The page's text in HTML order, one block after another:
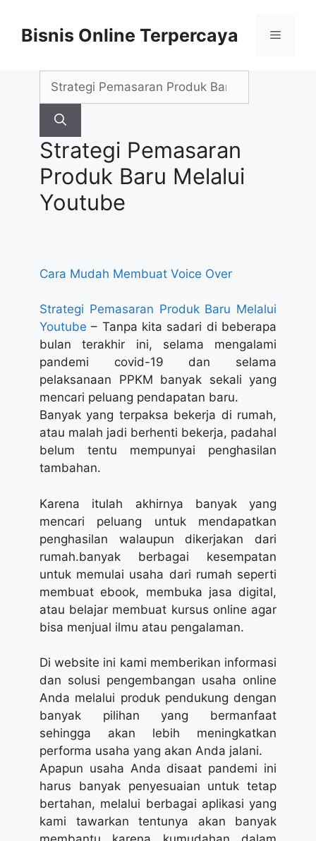
contentBisnis Online Terpercaya Menu
Search
for:
Strategi Pemasaran
Produk Baru Melalui
Youtube
Cara Mudah Membuat Voice Over
Strategi Pemasaran Produk Baru Melalui
Youtube – Tanpa kita sadari di beberapa
bulan terakhir ini, selama mengalami
pandemi covid-19 dan selama
pelaksanaan PPKM banyak sekali yang
mencari peluang pendapatan baru.
Banyak yang terpaksa bekerja di rumah,
atau malah jadi berhenti bekerja, padahal
belum tentu mempunyai penghasilan
tambahan.
Karena itulah akhirnya banyak yang
mencari peluang untuk mendapatkan
penghasilan walaupun dikerjakan dari
rumah.banyak berbagai kesempatan
untuk memulai usaha dari rumah seperti
membuat ebook, membuka jasa digital,
atau belajar membuat kursus online agar
bisa menjual ilmu atau pengalaman.
Di website ini kami memberikan informasi
dan solusi pengembangan usaha online
Anda melalui produk pendukung dengan
banyak pilihan yang bermanfaat
sehingga akan lebih meningkatkan
performa usaha yang akan Anda jalani.
Apapun usaha Anda disaat pandemi ini
harus banyak penyesuaian untuk tetap
bertahan, melalui berbagai aplikasi yang
kami tawarkan tentunya akan banyak